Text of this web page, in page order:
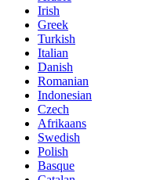
Irish
Greek
Turkish
Italian
Danish
Romanian
Indonesian
Czech
Afrikaans
Swedish
Polish
Basque